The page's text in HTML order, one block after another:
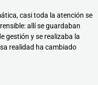
casi toda la atención se
allí se guardaban
gestión y se realizaba la
realidad ha cambiado